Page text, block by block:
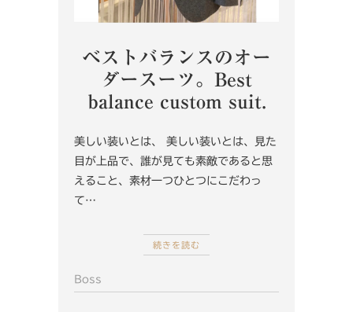
ベストバランスのオー
ダースーツ。Best
balance custom suit.
美しい装いとは、 美しい装いとは、見た
目が上品で、誰が見ても素敵であると思
えること、素材一つひとつにこだわっ
て…
続きを読む
Boss